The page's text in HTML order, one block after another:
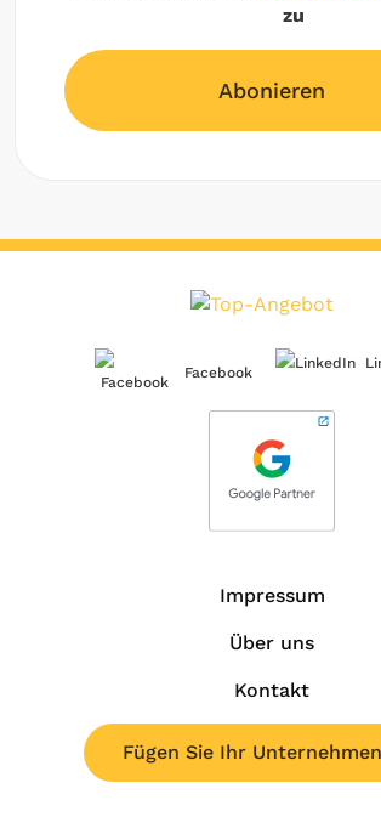
zu
Abonieren
Facebook
Impressum
Über uns
Kontakt
Fügen Sie Ihr